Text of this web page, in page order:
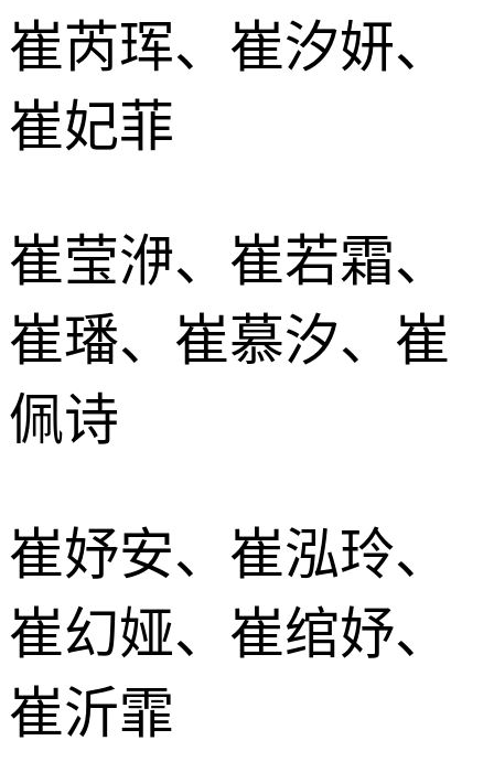
崔芮珲、崔汐妍、
崔妃菲
崔莹洢、崔若霜、
崔璠、崔慕汐、崔
佩诗
崔妤安、崔泓玲、
崔幻娅、崔绾妤、
崔沂霏